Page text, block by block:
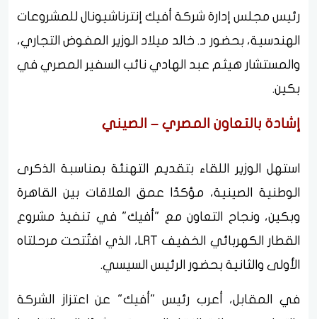
رئيس مجلس إدارة شركة أفيك إنترناشيونال للمشروعات
الهندسية، بحضور د. خالد ميلاد الوزير المفوض التجاري،
والمستشار هيثم عبد الهادي نائب السفير المصري في
بكين.
إشادة بالتعاون المصري – الصيني
استهل الوزير اللقاء بتقديم التهنئة بمناسبة الذكرى
الوطنية الصينية، مؤكدًا عمق العلاقات بين القاهرة
وبكين، ونجاح التعاون مع "أفيك" في تنفيذ مشروع
القطار الكهربائي الخفيف LRT، الذي افتُتحت مرحلتاه
الأولى والثانية بحضور الرئيس السيسي.
في المقابل، أعرب رئيس "أفيك" عن اعتزاز الشركة